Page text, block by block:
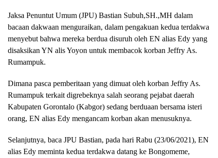
Jaksa Penuntut Umum (JPU) Bastian Subuh,SH.,MH dalam
bacaan dakwaan menguraikan, dalam pengakuan kedua terdakwa
menyebut bahwa mereka berdua disuruh oleh EN alias Edy yang
disaksikan YN alis Yoyon untuk membacok korban Jeffry As.
Rumampuk.
Dimana pasca pemberitaan yang dimuat oleh korban Jeffry As.
Rumampuk terkait digrebeknya salah seorang pejabat daerah
Kabupaten Gorontalo (Kabgor) sedang berduaan bersama isteri
orang, EN alias Edy mengancam korban akan menusuknya.
Selanjutnya, baca JPU Bastian, pada hari Rabu (23/06/2021), EN
alias Edy meminta kedua terdakwa datang ke Bongomeme,